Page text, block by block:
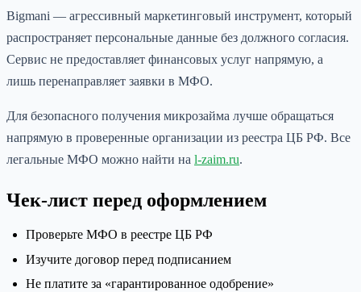
Bigmani — агрессивный маркетинговый инструмент, который
распространяет персональные данные без должного согласия.
Сервис не предоставляет финансовых услуг напрямую, а
лишь перенаправляет заявки в МФО.
Для безопасного получения микрозайма лучше обращаться
напрямую в проверенные организации из реестра ЦБ РФ. Все
легальные МФО можно найти на l-zaim.ru.
Чек-лист перед оформлением
Проверьте МФО в реестре ЦБ РФ
Изучите договор перед подписанием
Не платите за «гарантированное одобрение»